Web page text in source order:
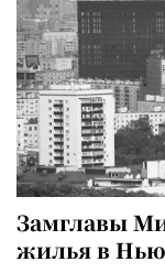
Замглавы
жилья в